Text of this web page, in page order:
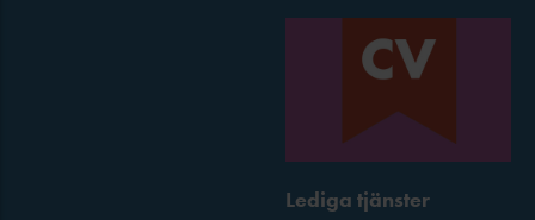
Lediga tjänster